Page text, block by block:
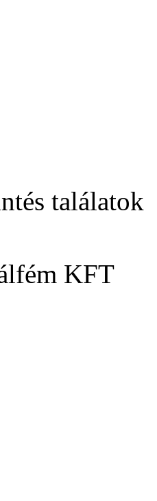
találatok
KFT